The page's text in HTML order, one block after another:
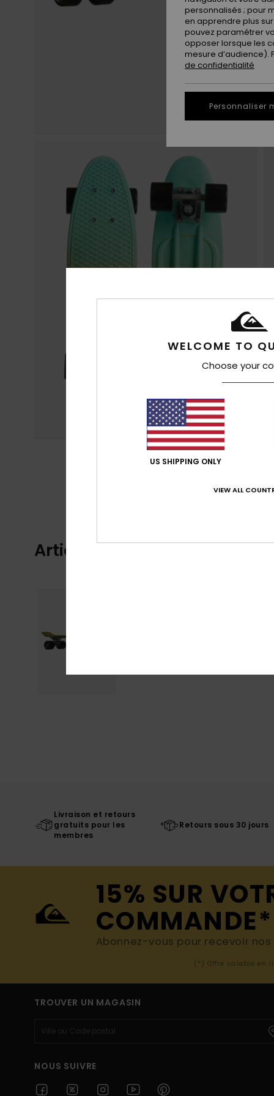
Articles vus récemment
Livraison et retours
gratuits pour les
membres
Retours sous 30 jours
15% SUR
COMMANDE*
Abonnez-vous pour recevoir
(*) Offre valable en
TROUVER UN MAGASIN
NOUS SUIVRE
WELCOME TO
Choose your
US SHIPPING ONLY
VIEW ALL
personnalisés ; pour
en apprendre plus
pouvez paramétrer
opposer lorsque les
mesure d’audience).
de confidentialité
Personnaliser